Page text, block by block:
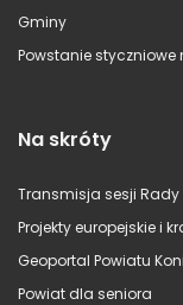
Gminy
Powstanie styczniowe
Na skróty
Transmisja sesji
Projekty europejskie i
Geoportal Powiatu
Powiat dla seniora